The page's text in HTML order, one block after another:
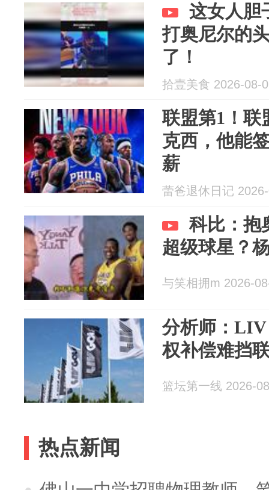
这女人胆
打奥尼尔的
了！
拾壹美食 2026-08-
联盟第1！联
克西，他能
薪
蕾爸退休日记
科比：抱
超级球星？
与笑相拥m 2026-
分析师：
权补偿难挡
篮坛第一线 2026-
热点新闻